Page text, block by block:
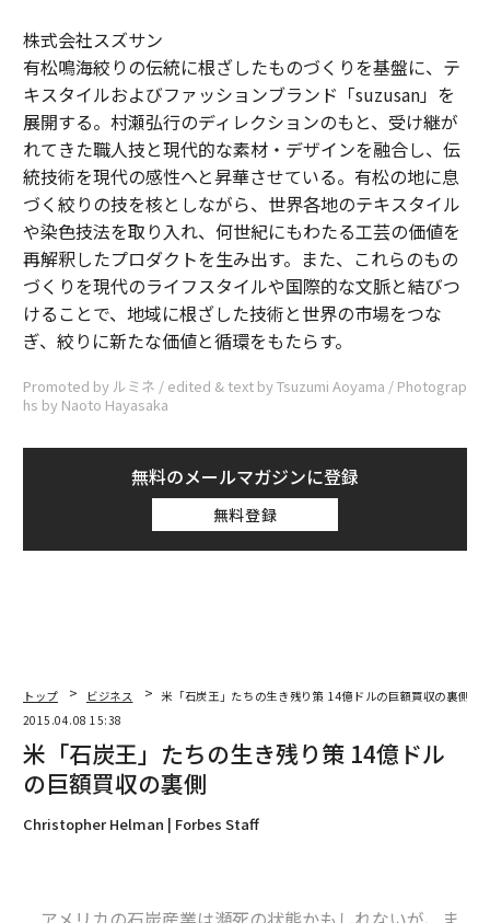
株式会社スズサン
有松鳴海絞りの伝統に根ざしたものづくりを基盤に、テ
キスタイルおよびファッションブランド「suzusan」を
展開する。村瀬弘行のディレクションのもと、受け継が
れてきた職人技と現代的な素材・デザインを融合し、伝
統技術を現代の感性へと昇華させている。有松の地に息
づく絞りの技を核としながら、世界各地のテキスタイル
や染色技法を取り入れ、何世紀にもわたる工芸の価値を
再解釈したプロダクトを生み出す。また、これらのもの
づくりを現代のライフスタイルや国際的な文脈と結びつ
けることで、地域に根ざした技術と世界の市場をつな
ぎ、絞りに新たな価値と循環をもたらす。
Promoted by ルミネ / edited & text by Tsuzumi Aoyama / Photograp
hs by Naoto Hayasaka
無料のメールマガジンに登録
無料登録
トップ ビジネス
米「石炭王」たちの生き残り策 14億ドルの巨額買収の裏側
2015.04.08 15:38
米「石炭王」たちの生き残り策 14億ドル
の巨額買収の裏側
Christopher Helman | Forbes Staff